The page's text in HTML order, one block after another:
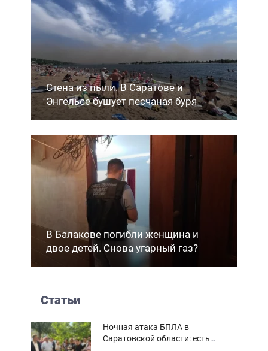
Стена из пыли. В Саратове и
Энгельсе бушует песчаная буря
В Балакове погибли женщина и
двое детей. Снова угарный газ?
Статьи
Ночная атака БПЛА в
Саратовской области: есть